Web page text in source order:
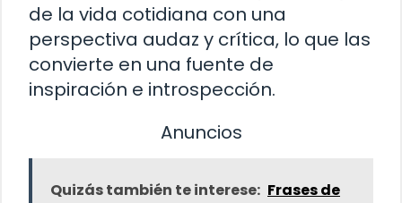
de la vida cotidiana con una
perspectiva audaz y crítica, lo que las
convierte en una fuente de
inspiración e introspección.
Anuncios
Quizás también te interese: Frases de